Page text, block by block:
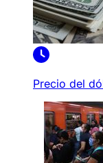
Precio del